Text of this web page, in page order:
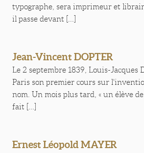
typographe, sera imprimeur et
il passe devant [...]
Jean-Vincent DOPTER
Le 2 septembre 1839, Louis-Jacques
Paris son premier cours sur
nom. Un mois plus tard, « un élève
fait [...]
Ernest Léopold MAYER